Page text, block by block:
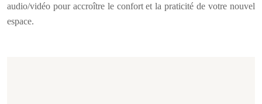
audio/vidéo pour accroître le confort et la praticité de votre nouvel
espace.